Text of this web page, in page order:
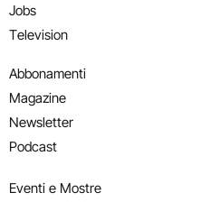
Jobs
Television
Abbonamenti
Magazine
Newsletter
Podcast
Eventi e Mostre